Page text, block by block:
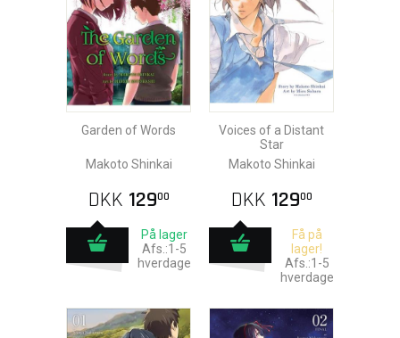
Garden of Words
Makoto Shinkai
DKK 12900
På lager
Afs.:1-5
hverdage
Voices of a Distant
Star
Makoto Shinkai
DKK 12900
Få på
lager!
Afs.:1-5
hverdage